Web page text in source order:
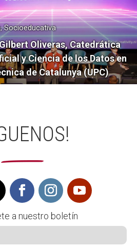
Oliveras, Catedrática
y Ciencia de los Datos en
de Catalunya (UPC)
Socioeducativa
a nuestro boletín